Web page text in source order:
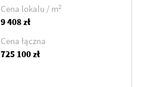
Cena lokalu / m2
9 408 zł
Cena łączna
725 100 zł